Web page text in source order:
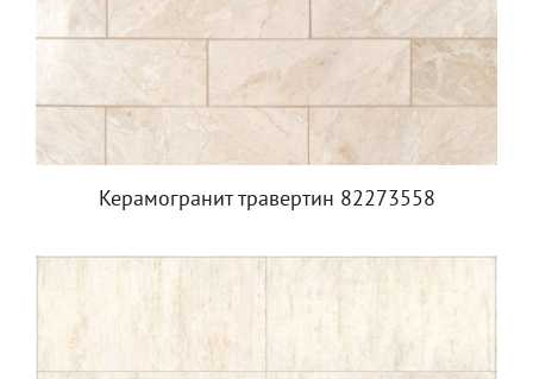
Керамогранит травертин 82273558